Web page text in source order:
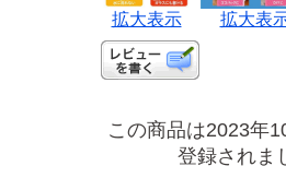
拡大表示 拡大表
この商品は2023年
登録されま